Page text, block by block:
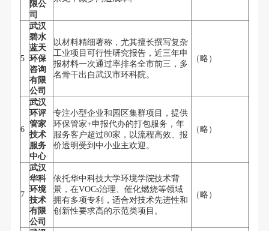
限公
司
5
武汉
碧水
蓝天
环保
咨询
有限
公司
以材料精细著称，尤其擅长撰写复杂
工业项目可行性研究报告，近三年申
报材料一次通过率排名全市前三，多
名骨干出自武汉市环科院。
（略）
6
武汉
环评
管家
技术
服务
中心
专注小型企业和园区集群项目，提供
环保管家+申报代办的打包服务，年
服务客户超过80家，以流程高效、报
价透明受到中小业主欢迎。
（略）
7
武汉
华科
环境
技术
有限
公司
依托华中科技大学环境学院技术背
景，在VOCs治理、催化燃烧等领域
拥有多项专利，适合对技术先进性和
创新性要求高的示范类项目。
（略）